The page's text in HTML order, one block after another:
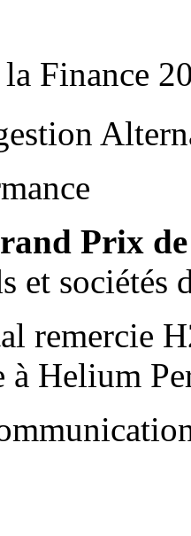
Finance
Prix
et sociétés
remercie
à Helium